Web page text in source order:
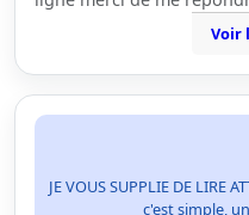
Voir
JE VOUS SUPPLIE DE LIRE
c'est simple,